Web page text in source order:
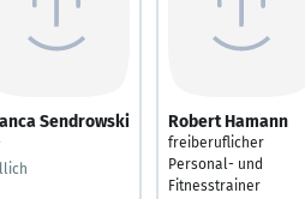
Sendrowski Robert Hamann
freiberuflicher
Personal- und
Fitnesstrainer